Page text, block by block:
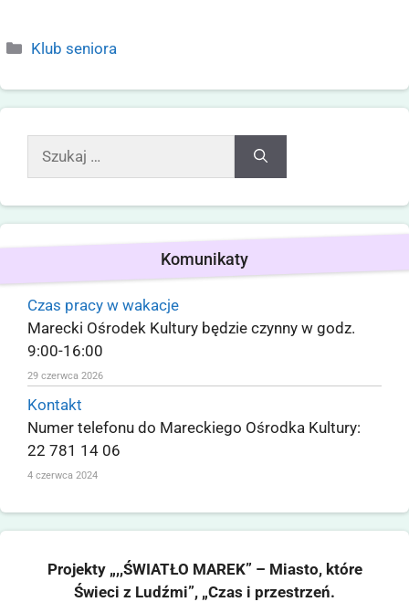
Klub seniora
Komunikaty
Czas pracy w wakacje
Marecki Ośrodek Kultury będzie czynny w godz.
9:00-16:00
29 czerwca 2026
Kontakt
Numer telefonu do Mareckiego Ośrodka Kultury:
22 781 14 06
4 czerwca 2024
Projekty „,,ŚWIATŁO MAREK” – Miasto, które
Świeci z Ludźmi”, „Czas i przestrzeń.